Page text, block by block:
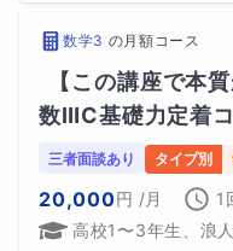
数学3 の月額コース
【この講座で本
数ⅢC基礎力定着
三者面談あり タイプ別
20,000円 /月 1
高校1〜3年生、浪